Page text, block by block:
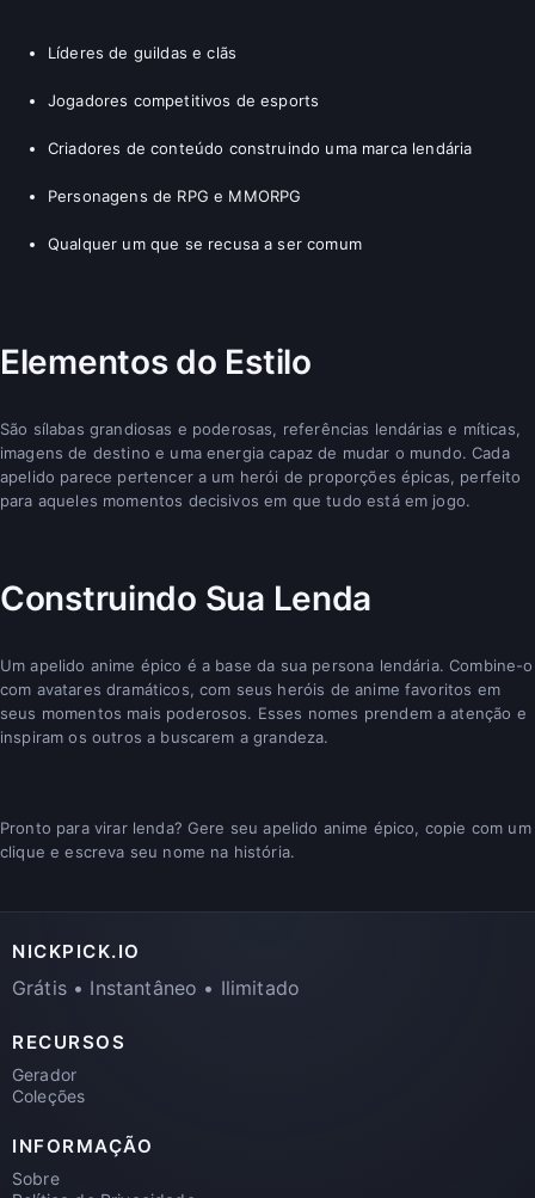
Líderes de guildas e clãs
Jogadores competitivos de esports
Criadores de conteúdo construindo uma marca lendária
Personagens de RPG e MMORPG
Qualquer um que se recusa a ser comum
Elementos do Estilo
São sílabas grandiosas e poderosas, referências lendárias e míticas,
imagens de destino e uma energia capaz de mudar o mundo. Cada
apelido parece pertencer a um herói de proporções épicas, perfeito
para aqueles momentos decisivos em que tudo está em jogo.
Construindo Sua Lenda
Um apelido anime épico é a base da sua persona lendária. Combine-o
com avatares dramáticos, com seus heróis de anime favoritos em
seus momentos mais poderosos. Esses nomes prendem a atenção e
inspiram os outros a buscarem a grandeza.
Pronto para virar lenda? Gere seu apelido anime épico, copie com um
clique e escreva seu nome na história.
NICKPICK.IO
Grátis • Instantâneo • Ilimitado
RECURSOS
Gerador
Coleções
INFORMAÇÃO
Sobre